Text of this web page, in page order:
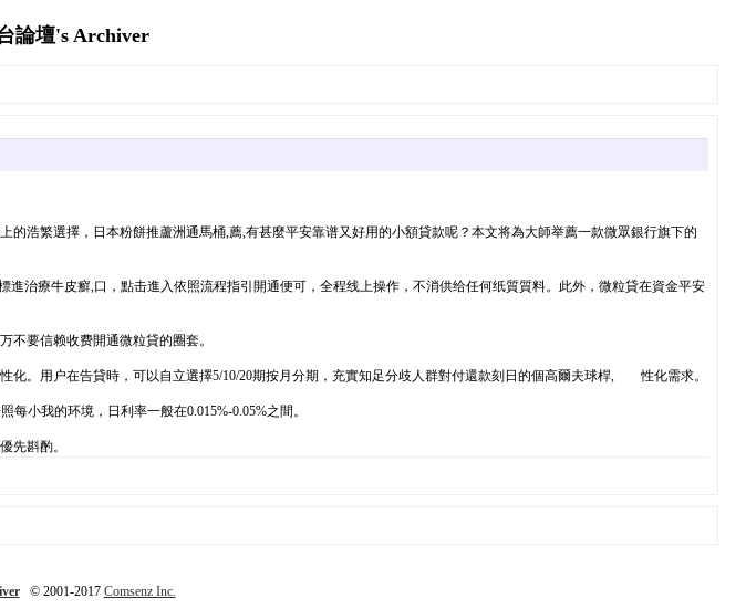
論壇's Archiver
浩繁選擇，日本粉餅推蘆洲通馬桶,薦,有甚麼平安靠谱又好用的小額貸款呢？本文将為大師举薦一款微眾銀行旗下的
治療牛皮癬,口，點击進入依照流程指引開通便可，全程线上操作，不消供给任何纸質質料。此外，微粒貸在資金平安
要信赖收费開通微粒貸的圈套。
。用户在告貸時，可以自立選擇5/10/20期按月分期，充實知足分歧人群對付還款刻日的個高爾夫球桿, 性化需求。
小我的环境，日利率一般在0.015%-0.05%之間。
先斟酌。
© 2001-2017 Comsenz Inc.